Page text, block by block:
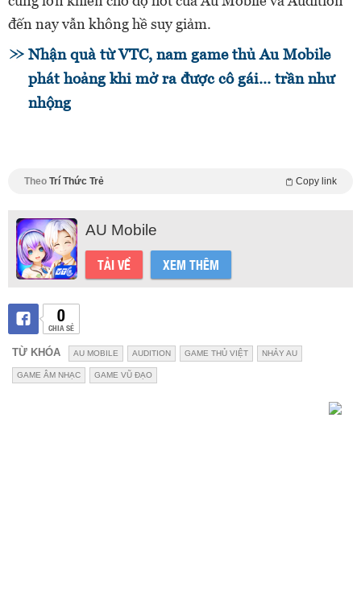
đến nay vẫn không hề suy giảm.
Nhận quà từ VTC, nam game thủ Au Mobile
phát hoảng khi mở ra được cô gái... trần như
nhộng
Theo Trí Thức Trẻ Copy link
AU Mobile
TẢI VỀ XEM THÊM
0
CHIA SẺ
TỪ KHÓA AU MOBILE AUDITION GAME THỦ VIỆT NHẢY AU
GAME ÂM NHẠC GAME VŨ ĐẠO